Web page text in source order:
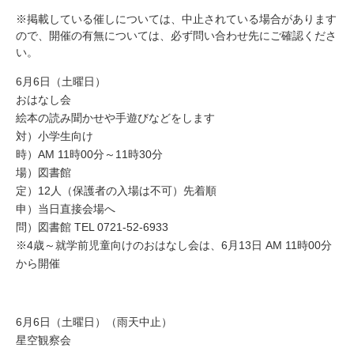
※掲載している催しについては、中止されている場合があります
ので、開催の有無については、必ず問い合わせ先にご確認くださ
い。
6月6日（土曜日）
おはなし会
絵本の読み聞かせや手遊びなどをします
対）小学生向け
時）AM 11時00分～11時30分
場）図書館
定）12人（保護者の入場は不可）先着順
申）当日直接会場へ
問）図書館 TEL 0721-52-6933
※4歳～就学前児童向けのおはなし会は、6月13日 AM 11時00分
から開催
6月6日（土曜日）（雨天中止）
星空観察会